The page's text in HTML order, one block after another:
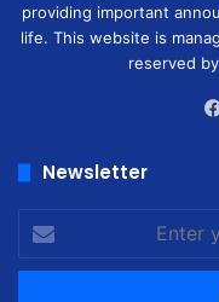
providing important
life. This website is
reserved
Newsletter
Enter
your
Email